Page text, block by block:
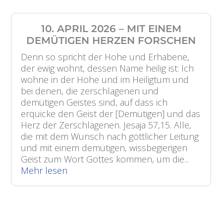
10. APRIL 2026 – MIT EINEM
DEMÜTIGEN HERZEN FORSCHEN
Denn so spricht der Hohe und Erhabene,
der ewig wohnt, dessen Name heilig ist: Ich
wohne in der Höhe und im Heiligtum und
bei denen, die zerschlagenen und
demütigen Geistes sind, auf dass ich
erquicke den Geist der [Demütigen] und das
Herz der Zerschlagenen. Jesaja 57,15. Alle,
die mit dem Wunsch nach göttlicher Leitung
und mit einem demütigen, wissbegierigen
Geist zum Wort Gottes kommen, um die...
Mehr lesen